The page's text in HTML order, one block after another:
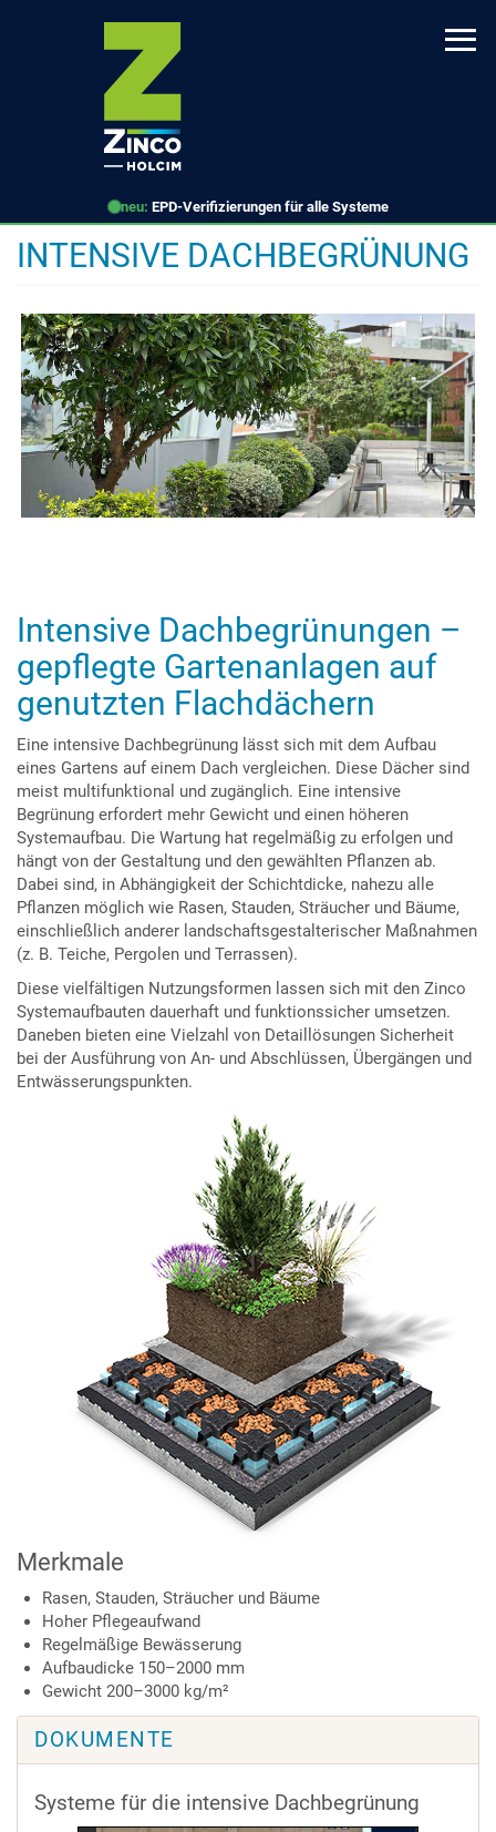
neu: EPD-Verifizierungen für alle Systeme
INTENSIVE DACHBEGRÜNUNG
Intensive Dachbegrünungen –
gepflegte Gartenanlagen auf
genutzten Flachdächern
Eine intensive Dachbegrünung lässt sich mit dem Aufbau
eines Gartens auf einem Dach vergleichen. Diese Dächer sind
meist multifunktional und zugänglich. Eine intensive
Begrünung erfordert mehr Gewicht und einen höheren
Systemaufbau. Die Wartung hat regelmäßig zu erfolgen und
hängt von der Gestaltung und den gewählten Pflanzen ab.
Dabei sind, in Abhängigkeit der Schichtdicke, nahezu alle
Pflanzen möglich wie Rasen, Stauden, Sträucher und Bäume,
einschließlich anderer landschaftsgestalterischer Maßnahmen
(z. B. Teiche, Pergolen und Terrassen).
Diese vielfältigen Nutzungsformen lassen sich mit den Zinco
Systemaufbauten dauerhaft und funktionssicher umsetzen.
Daneben bieten eine Vielzahl von Detaillösungen Sicherheit
bei der Ausführung von An- und Abschlüssen, Übergängen und
Entwässerungspunkten.
Merkmale
Rasen, Stauden, Sträucher und Bäume
Hoher Pflegeaufwand
Regelmäßige Bewässerung
Aufbaudicke 150–2000 mm
Gewicht 200–3000 kg/m²
DOKUMENTE
Systeme für die intensive Dachbegrünung